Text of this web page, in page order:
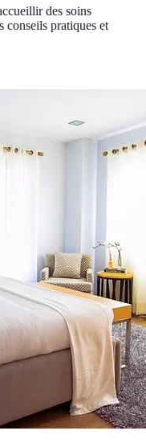
des soins
conseils pratiques et